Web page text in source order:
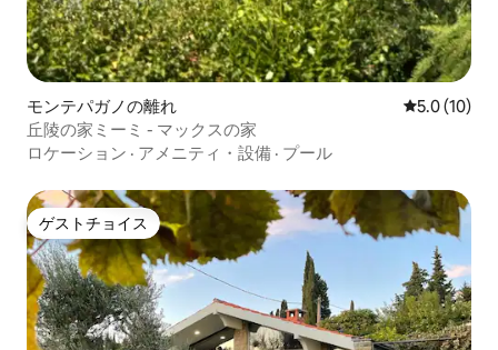
モンテパガノの離れ レビュー10
5.0 (10)
丘陵の家ミーミ - マックスの家
ロケーション · アメニティ・設備 · プール
ゲストチョイス
ゲストチョイス